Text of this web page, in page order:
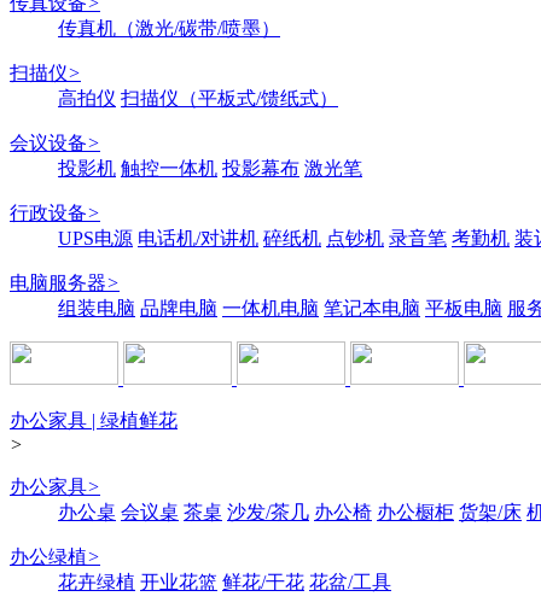
传真机（激光/碳带/喷墨）
扫描仪>
高拍仪 扫描仪（平板式/馈纸式）
会议设备>
投影机 触控一体机 投影幕布 激光笔
行政设备>
UPS电源 电话机/对讲机 碎纸机 点钞机 录音笔 考勤机 装
电脑服务器>
组装电脑 品牌电脑 一体机电脑 笔记本电脑 平板电脑 服
办公家具 | 绿植鲜花
>
办公家具>
办公桌 会议桌 茶桌 沙发/茶几 办公椅 办公橱柜 货架/床
办公绿植>
花卉绿植 开业花篮 鲜花/干花 花盆/工具